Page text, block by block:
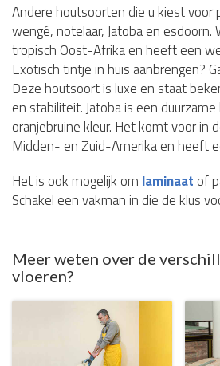
Andere houtsoorten die u kiest voor
wengé, notelaar, Jatoba en esdoorn.
tropisch Oost-Afrika en heeft een
Exotisch tintje in huis aanbrengen?
Deze houtsoort is luxe en staat
en stabiliteit. Jatoba is een
oranjebruine kleur. Het komt voor in
Midden- en Zuid-Amerika en heeft
Het is ook mogelijk om laminaat of
Schakel een vakman in die de klus
Meer weten over de
vloeren?